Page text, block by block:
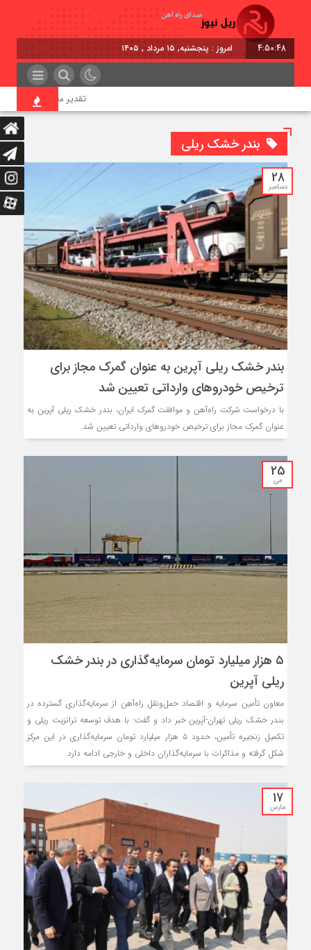
4:50:48 امروز : پنجشنبه, ۱۵ مرداد , ۱۴۰۵
تقدیر معاون اول
بندر خشک ریلی
28
دسامبر
بندر خشک ریلی آپرین به عنوان گمرک مجاز برای
ترخیص خودروهای وارداتی تعیین شد
با درخواست شرکت راه‌آهن و موافقت گمرک ایران، بندر خشک ریلی آپرین به
عنوان گمرک مجاز برای ترخیص خودروهای وارداتی تعیین شد.
25
می
۵ هزار میلیارد تومان سرمایه‌گذاری در بندر خشک
ریلی آپرین
معاون تأمین سرمایه و اقتصاد حمل‌ونقل راه‌آهن از سرمایه‌گذاری گسترده در
بندر خشک ریلی تهران-آپرین خبر داد و گفت: با هدف توسعه ترانزیت ریلی و
تکمیل زنجیره تأمین، حدود ۵ هزار میلیارد تومان سرمایه‌گذاری در این مرکز
شکل گرفته و مذاکرات با سرمایه‌گذاران داخلی و خارجی ادامه دارد.
17
مارس